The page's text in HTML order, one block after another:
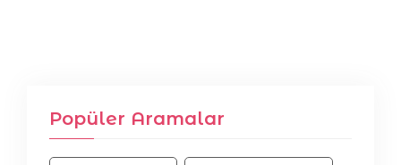
Popüler Aramalar